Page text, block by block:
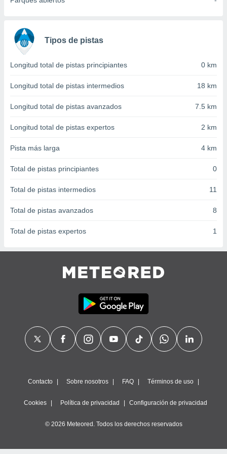
e
mediante
publicidad
1199
Tipos de pistas
Longitud total de pistas principiantes 0 km
Longitud total de pistas intermedios 18 km
Longitud total de pistas avanzados 7.5 km
Longitud total de pistas expertos 2 km
Pista más larga 4 km
Total de pistas principiantes 0
Total de pistas intermedios 11
Total de pistas avanzados 8
Total de pistas expertos 1
Contacto Sobre nosotros FAQ Términos de uso
Cookies Política de privacidad Configuración de privacidad
© 2026 Meteored. Todos los derechos reservados